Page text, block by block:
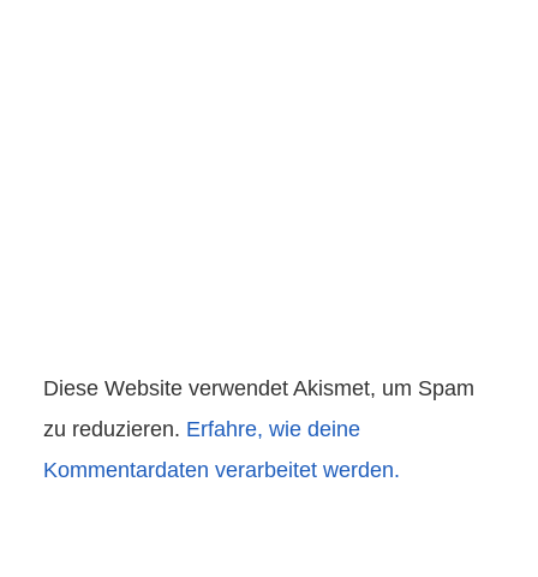
Diese Website verwendet Akismet, um Spam
zu reduzieren. Erfahre, wie deine
Kommentardaten verarbeitet werden.